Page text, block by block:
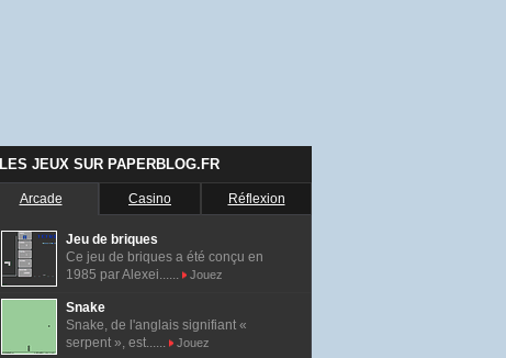
LES JEUX SUR PAPERBLOG.FR
Arcade Casino Réflexion
Jeu de briques
Ce jeu de briques a été conçu en
1985 par Alexei......
Jouez
Snake
Snake, de l'anglais signifiant «
serpent », est......
Jouez